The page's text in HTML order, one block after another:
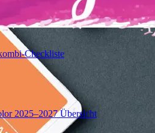
Checkliste
2025–2027 Übersicht
Produkte in den neuen In